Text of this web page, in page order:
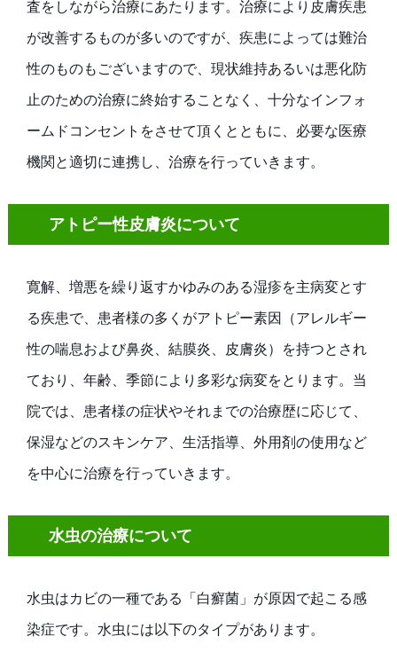
査をしながら治療にあたります。治療により皮膚疾患
が改善するものが多いのですが、疾患によっては難治
性のものもございますので、現状維持あるいは悪化防
止のための治療に終始することなく、十分なインフォ
ームドコンセントをさせて頂くとともに、必要な医療
機関と適切に連携し、治療を行っていきます。
アトピー性皮膚炎について
寛解、増悪を繰り返すかゆみのある湿疹を主病変とす
る疾患で、患者様の多くがアトピー素因（アレルギー
性の喘息および鼻炎、結膜炎、皮膚炎）を持つとされ
ており、年齢、季節により多彩な病変をとります。当
院では、患者様の症状やそれまでの治療歴に応じて、
保湿などのスキンケア、生活指導、外用剤の使用など
を中心に治療を行っていきます。
水虫の治療について
水虫はカビの一種である「白癬菌」が原因で起こる感
染症です。水虫には以下のタイプがあります。